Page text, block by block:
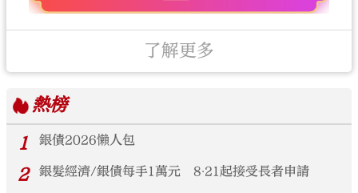
了解更多
熱榜
1
銀債2026懶人包
2 銀髮經濟/銀債每手1萬元 8‧21起接受長者申請